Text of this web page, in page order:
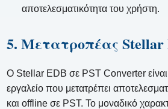
αποτελεσματικότητα του χρήστη.
5. Μετατροπέας Stellar
Ο Stellar EDB σε PST Converter είναι
εργαλείο που μετατρέπει
και offline σε PST. Το μοναδικό